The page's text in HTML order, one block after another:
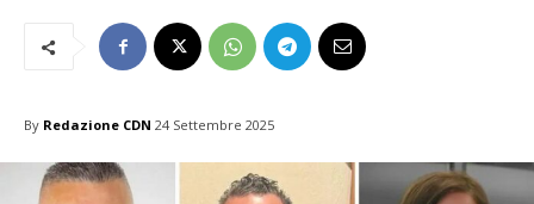
By Redazione CDN 24 Settembre 2025